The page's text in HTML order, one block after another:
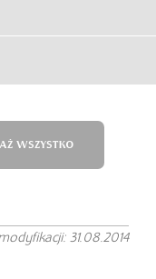
WSZYSTKO
31.08.2014